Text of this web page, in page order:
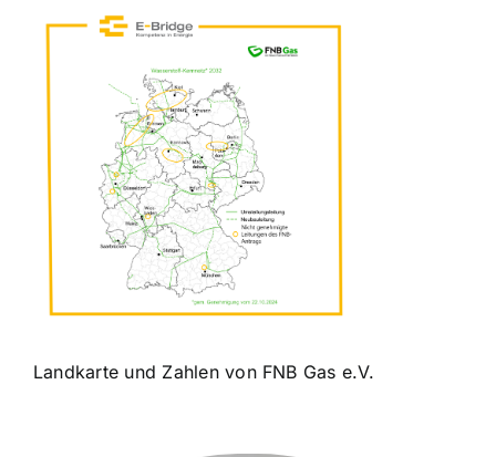
Landkarte und Zahlen von FNB Gas e.V.